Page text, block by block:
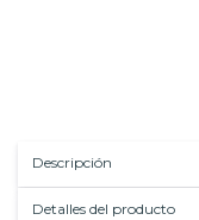
Descripción
Detalles del producto